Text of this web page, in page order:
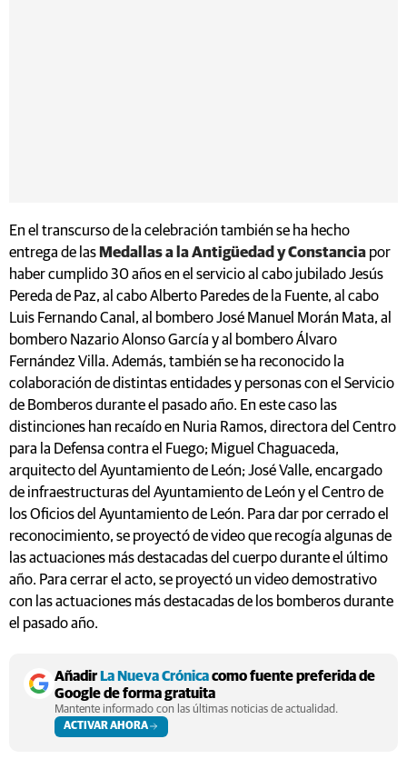
En el transcurso de la celebración también se ha hecho
entrega de las Medallas a la Antigüedad y Constancia por
haber cumplido 30 años en el servicio al cabo jubilado Jesús
Pereda de Paz, al cabo Alberto Paredes de la Fuente, al cabo
Luis Fernando Canal, al bombero José Manuel Morán Mata, al
bombero Nazario Alonso García y al bombero Álvaro
Fernández Villa. Además, también se ha reconocido la
colaboración de distintas entidades y personas con el Servicio
de Bomberos durante el pasado año. En este caso las
distinciones han recaído en Nuria Ramos, directora del Centro
para la Defensa contra el Fuego; Miguel Chaguaceda,
arquitecto del Ayuntamiento de León; José Valle, encargado
de infraestructuras del Ayuntamiento de León y el Centro de
los Oficios del Ayuntamiento de León. Para dar por cerrado el
reconocimiento, se proyectó de video que recogía algunas de
las actuaciones más destacadas del cuerpo durante el último
año. Para cerrar el acto, se proyectó un video demostrativo
con las actuaciones más destacadas de los bomberos durante
el pasado año.
AñadirLa Nueva Crónicacomo fuente preferida de
Google de forma gratuita
Mantente informado con las últimas noticias de actualidad.
ACTIVAR AHORA